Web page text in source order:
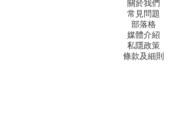
關於我們
常見問題
部落格
媒體介紹
私隱政策
條款及細則